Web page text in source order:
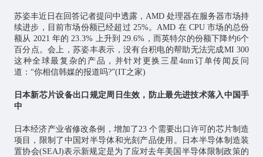
苏姿丰近日在回答记者提问中透露，AMD 处理器在服务器市场持
续进步，目前市场份额已经超过 25%。AMD 在 CPU 市场的总份
额从 2021 年的 23.3% 上升到 29.6%，而英特尔的份额下降约6个
百分点。会上，苏姿丰表示，没有台积电的帮助无法完成MI 300
这种全球最复杂的产品，并针对更换三星4nm订单传闻反问
道：“你相信韩媒的报道吗?”(IT之家)
日本新芯片设备出口规定周日生效，防止最先进技术落入中国手
中
日本经济产业省修改条例，增加了23 个需要出口许可的芯片制造
项目，限制了中国对半导体和光刻产品使用。日本半导体制造装
置协会(SEAJ)表示新规定是为了应对去年美国半导体限制政策的